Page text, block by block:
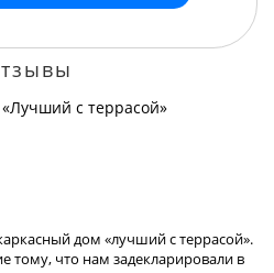
дом «лучший с террасой».
тому, что нам задекларировали в